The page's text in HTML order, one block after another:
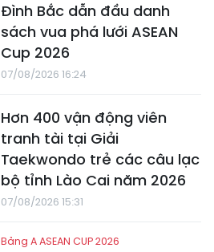
Đình Bắc dẫn đầu danh
sách vua phá lưới ASEAN
Cup 2026
07/08/2026 16:24
Hơn 400 vận động viên
tranh tài tại Giải
Taekwondo trẻ các câu lạc
bộ tỉnh Lào Cai năm 2026
07/08/2026 15:31
Bảng A ASEAN CUP 2026